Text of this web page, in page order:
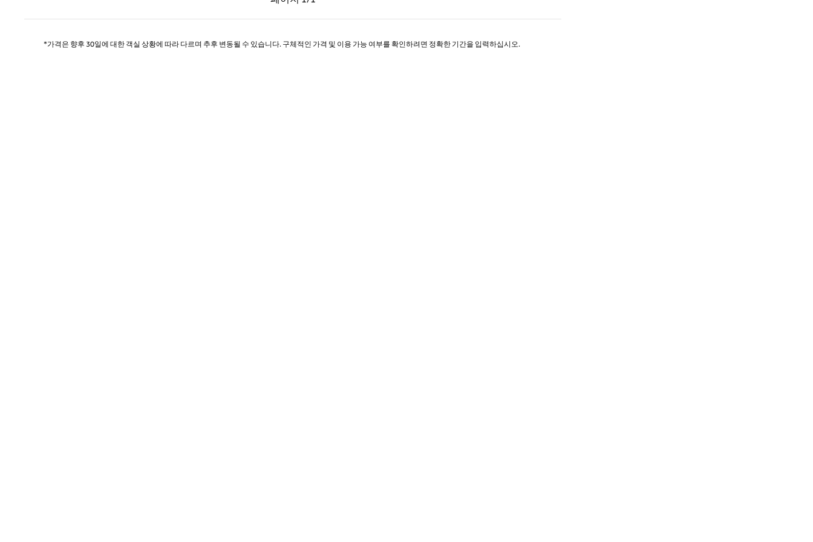
페이지 1/1
*가격은 향후 30일에 대한 객실 상황에 따라 다르며 추후 변동될 수 있습니다. 구체적인 가격 및 이용 가능 여부를 확인하려면 정확한 기간을 입력하십시오.